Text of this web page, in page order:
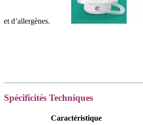
et d’allergènes.
️Spécificités Techniques
Caractéristique